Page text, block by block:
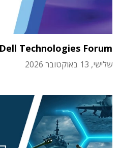
Dell Technologies Forum
שלישי, 13 באוקטובר 2026